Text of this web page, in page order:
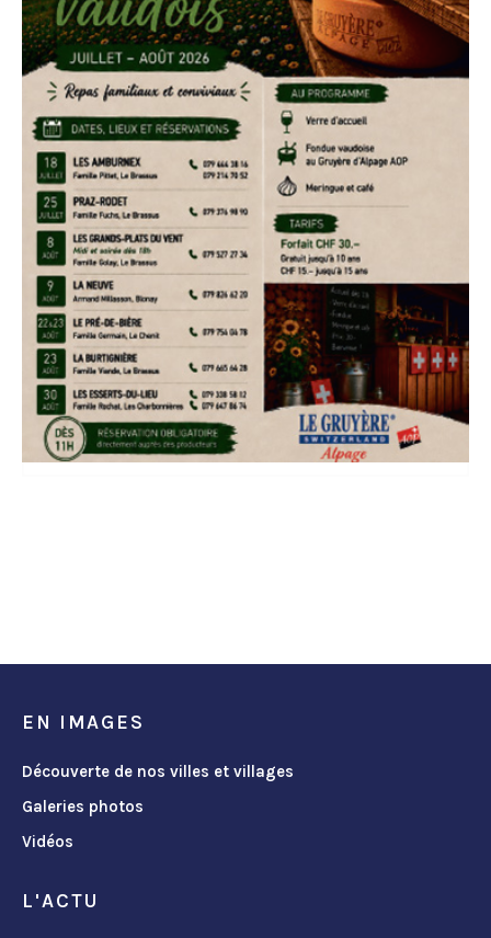
EN IMAGES
Découverte de nos villes et villages
Galeries photos
Vidéos
L'ACTU